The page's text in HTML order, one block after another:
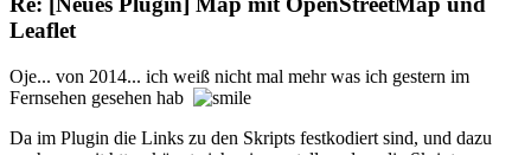
Leaflet
Oje... von 2014... ich weiß nicht mal mehr was ich gestern im
Fernsehen gesehen hab
Da im Plugin die Links zu den Skripts festkodiert sind, und dazu